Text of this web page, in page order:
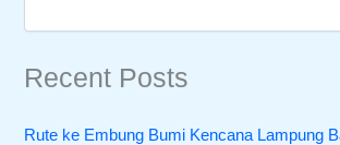
Recent Posts
Rute ke Embung Bumi Kencana Lampung